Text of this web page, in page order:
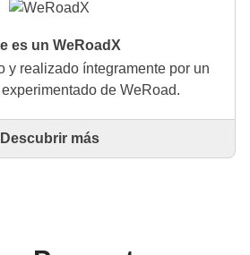
es un WeRoadX
y realizado íntegramente por un
de WeRoad.
y realizado íntegramente
el viaje y gestionarlo en tu
Descubrir más